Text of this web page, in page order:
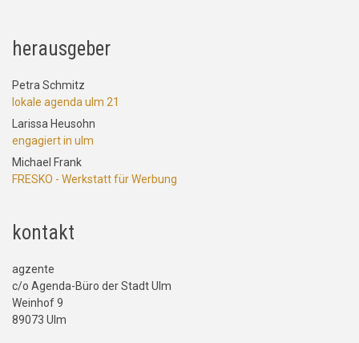
herausgeber
Petra Schmitz
lokale agenda ulm 21
Larissa Heusohn
engagiert in ulm
Michael Frank
FRESKO - Werkstatt für Werbung
kontakt
agzente
c/o Agenda-Büro der Stadt Ulm
Weinhof 9
89073 Ulm